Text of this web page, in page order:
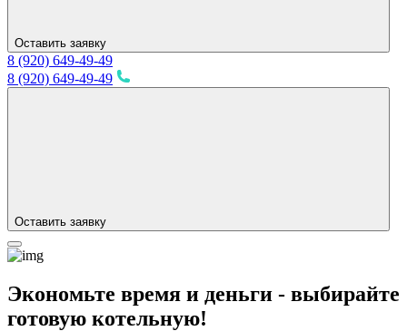
Оставить заявку
8 (920) 649-49-49
8 (920) 649-49-49
Оставить заявку
Экономьте время и деньги - выбирайте
готовую котельную!